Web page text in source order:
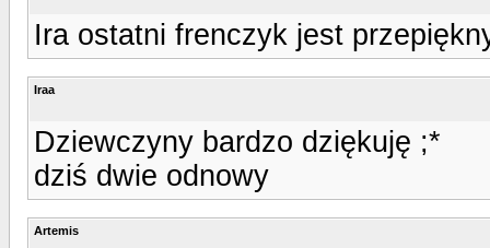
Ira ostatni frenczyk jest
Iraa
Dziewczyny bardzo dziękuję ;*
dziś dwie odnowy
Artemis